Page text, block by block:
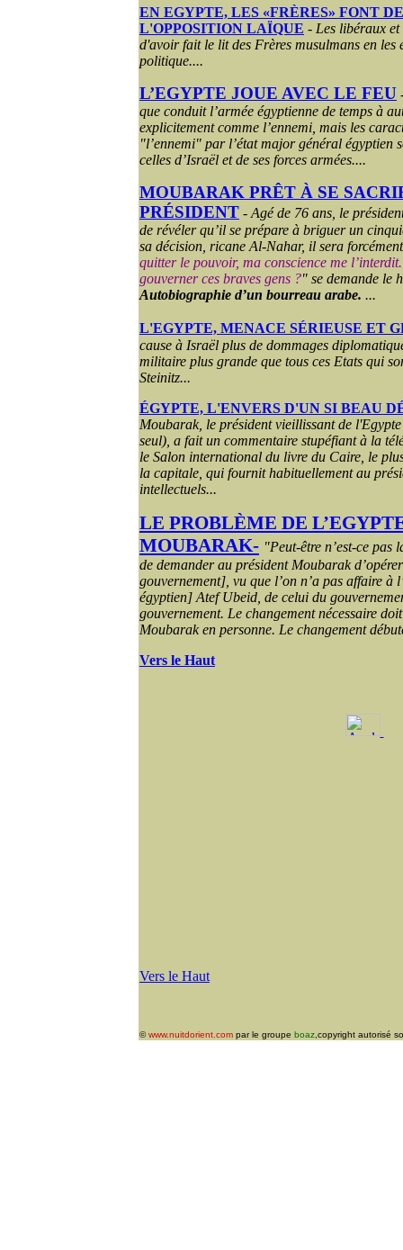
EN EGYPTE, LES «FRÈRES» FONT
L'OPPOSITION LAÏQUE - Les libéraux
d'avoir fait le lit des Frères musulmans en les
politique....
L’EGYPTE JOUE AVEC LE FEU
que conduit l’armée égyptienne de temps à
explicitement comme l’ennemi, mais les
"l’ennemi" par l’état major général égyptien
celles d’Israël et de ses forces armées....
MOUBARAK PRÊT À SE
PRÉSIDENT - Agé de 76 ans, le
de révéler qu’il se prépare à briguer un
sa décision, ricane Al-Nahar, il sera
quitter le pouvoir, ma conscience me
gouverner ces braves gens ?" se demande le
Autobiographie d’un bourreau arabe. ...
L'EGYPTE, MENACE SÉRIEUSE ET
cause à Israël plus de dommages
militaire plus grande que tous ces Etats qui
Steinitz...
ÉGYPTE, L'ENVERS D'UN SI BEAU
Moubarak, le président vieillissant de
seul), a fait un commentaire stupéfiant à la
le Salon international du livre du Caire, le
la capitale, qui fournit habituellement au
intellectuels...
LE PROBLÈME DE
MOUBARAK- "Peut-être n’est-ce pas
de demander au président Moubarak
gouvernement], vu que l’on n’a pas affaire à
égyptien] Atef Ubeid, de celui du
gouvernement. Le changement nécessaire
Moubarak en personne. Le changement
Vers le Haut
Vers le Haut
©www.nuitdorient.com par le groupe boaz ,copyright autorisé